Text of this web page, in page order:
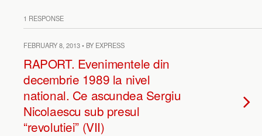
1 RESPONSE
FEBRUARY 8, 2013 • BY EXPRESS
RAPORT. Evenimentele din
decembrie 1989 la nivel
national. Ce ascundea Sergiu
Nicolaescu sub presul
“revolutiei” (VII)